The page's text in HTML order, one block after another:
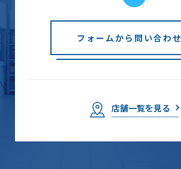
フォームから問い合わ
店舗一覧を見る